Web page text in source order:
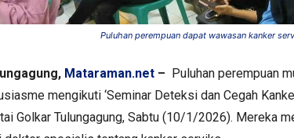
Puluhan perempuan dapat wawasan kanker
Mataraman.net – Puluhan perempuan
mengikuti ‘Seminar Deteksi dan Cegah
Golkar Tulungagung, Sabtu (10/1/2026). Mereka